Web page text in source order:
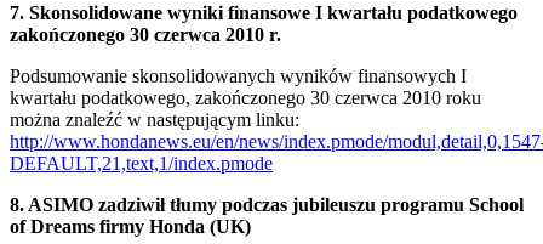
7. Skonsolidowane wyniki finansowe I kwartału podatkowego
zakończonego 30 czerwca 2010 r.
Podsumowanie skonsolidowanych wyników finansowych I
kwartału podatkowego, zakończonego 30 czerwca 2010 roku
można znaleźć w następującym linku:
http://www.hondanews.eu/en/news/index.pmode/
DEFAULT,21,text,1/index.pmode
8. ASIMO zadziwił tłumy podczas jubileuszu programu School
of Dreams firmy Honda (UK)